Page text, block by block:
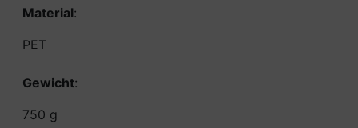
Material:
PET
Gewicht:
750 g